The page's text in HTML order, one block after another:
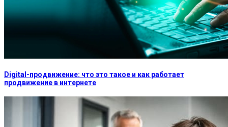
Digital-продвижение: что это такое и как работает
продвижение в интернете